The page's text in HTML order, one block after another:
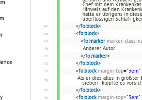
Chef mit dem
Hinweis auf den
hätte er übrigens in
überflüssigen
</fo:block>
<fo:block>
<fo:marker marker-class-
Anderer Autor
</fo:marker>
</fo:block>
<fo:block margin-top="3em"
Als er dies alles in größter
sieben - klopfte es
</fo:block>
<fo:block margin-top="3em"